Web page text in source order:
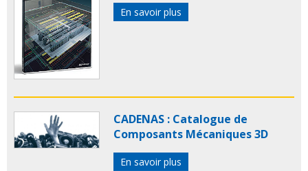
En savoir plus
CADENAS : Catalogue de
Composants Mécaniques 3D
En savoir plus